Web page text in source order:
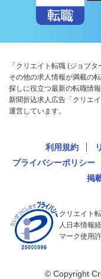
「クリエイト転職 (ジョブ
その他の求人情報が満載の
探しに役立つ最新の転職情
新聞折込求人広告「クリエ
運営しています。
利用規約
プライバシーポリシー
掲
クリエイト
人日本情報
マーク使用
© Copyright